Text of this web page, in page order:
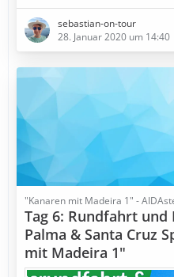
sebastian-on-tour
28. Januar 2020 um 14:40
"Kanaren mit Madeira 1" -
Tag 6: Rundfahrt und
Palma & Santa Cruz
mit Madeira 1"